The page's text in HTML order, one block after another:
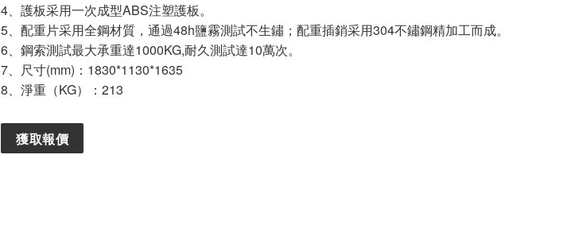
4、護板采用一次成型ABS注塑護板。
5、配重片采用全鋼材質，通過48h鹽霧測試不生鏽；配重插銷采用304不鏽鋼精加工而成。
6、鋼索測試最大承重達1000KG,耐久測試達10萬次。
7、尺寸(mm)：1830*1130*1635
8、淨重（KG）：213
獲取報價